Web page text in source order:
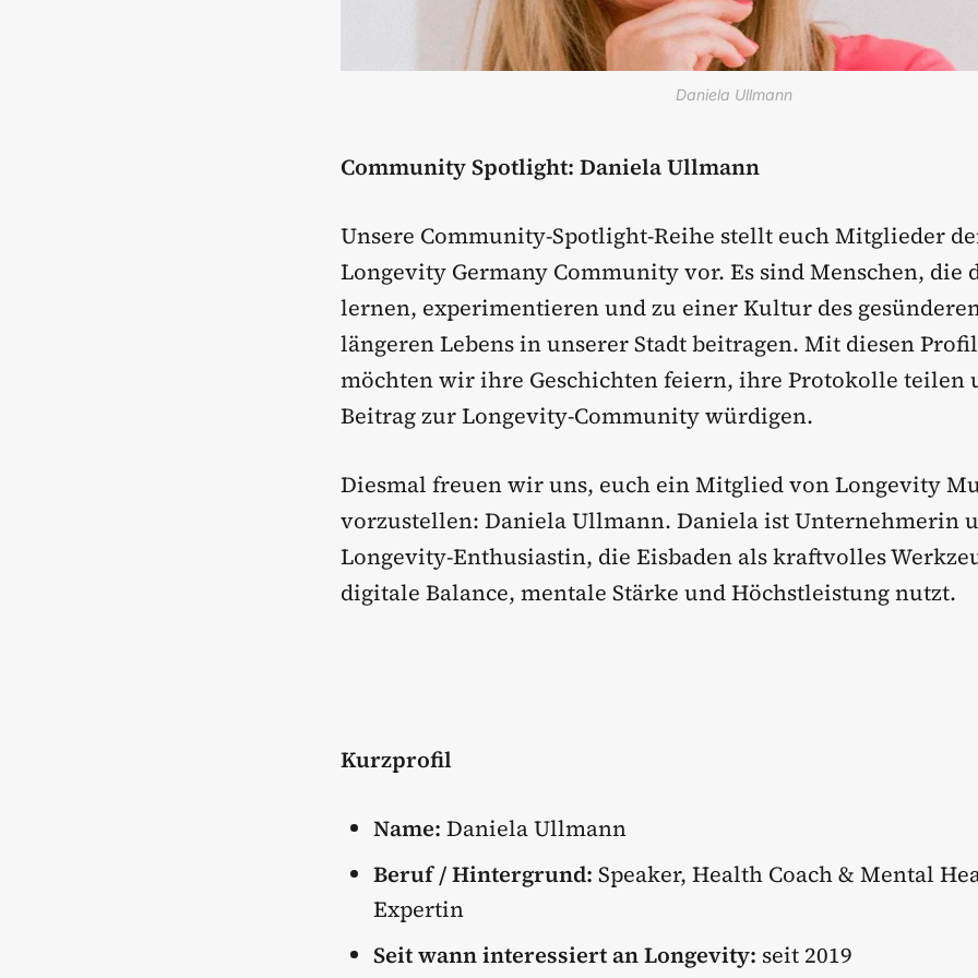
Daniela Ullmann
Community Spotlight: Daniela Ullmann
Unsere Community-Spotlight-Reihe stellt euch Mitglieder
Longevity Germany Community vor. Es sind Menschen, die
lernen, experimentieren und zu einer Kultur des
längeren Lebens in unserer Stadt beitragen. Mit diesen
möchten wir ihre Geschichten feiern, ihre Protokolle teilen
Beitrag zur Longevity-Community würdigen.
Diesmal freuen wir uns, euch ein Mitglied von Longevity
vorzustellen: Daniela Ullmann. Daniela ist Unternehmerin
Longevity-Enthusiastin, die Eisbaden als kraftvolles
digitale Balance, mentale Stärke und Höchstleistung nutzt.
Kurzprofil
Name: Daniela Ullmann
Beruf / Hintergrund: Speaker, Health Coach & Mental
Expertin
Seit wann interessiert an Longevity: seit 2019